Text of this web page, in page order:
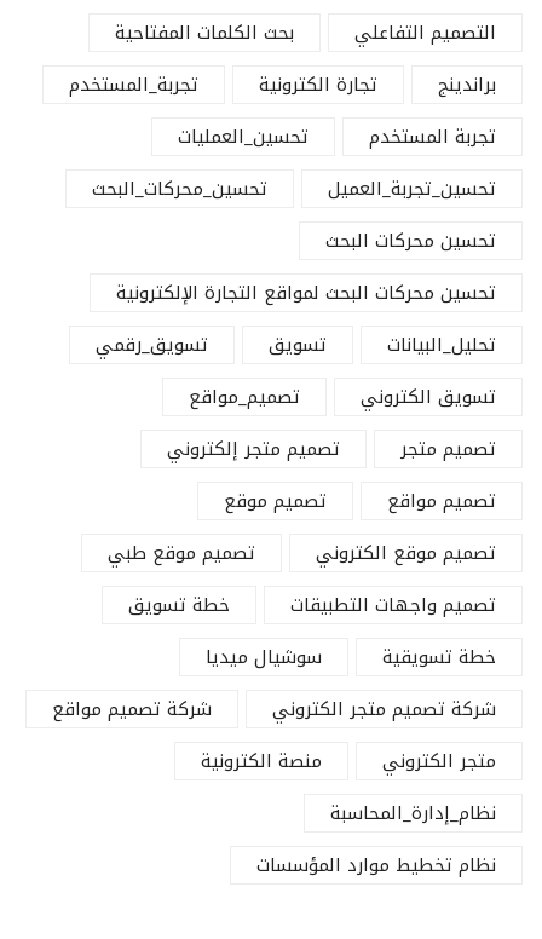
التصميم التفاعلي
بحث الكلمات المفتاحية
براندينج
تجارة الكترونية
تجربة_المستخدم
تجربة المستخدم
تحسين_العمليات
تحسين_تجربة_العميل
تحسين_محركات_البحث
تحسين محركات البحث
تحسين محركات البحث لمواقع التجارة الإلكترونية
تحليل_البيانات
تسويق
تسويق_رقمي
تسويق الكتروني
تصميم_مواقع
تصميم متجر
تصميم متجر إلكتروني
تصميم مواقع
تصميم موقع
تصميم موقع الكتروني
تصميم موقع طبي
تصميم واجهات التطبيقات
خطة تسويق
خطة تسويقية
سوشيال ميديا
شركة تصميم متجر الكتروني
شركة تصميم مواقع
متجر الكتروني
منصة الكترونية
نظام_إدارة_المحاسبة
نظام تخطيط موارد المؤسسات